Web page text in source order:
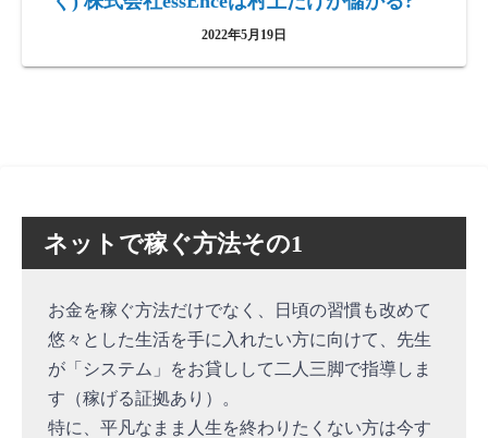
2022年5月19日
ネットで稼ぐ方法その1
お金を稼ぐ方法だけでなく、日頃の習慣も改めて
悠々とした生活を手に入れたい方に向けて、先生
が「システム」をお貸しして二人三脚で指導しま
す（稼げる証拠あり）。
特に、平凡なまま人生を終わりたくない方は今す